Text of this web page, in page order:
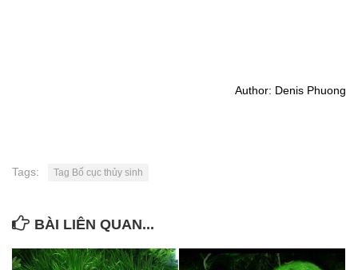
Author: Denis Phuong
Tags: Tag Bố cục thủy sinh
BÀI LIÊN QUAN...